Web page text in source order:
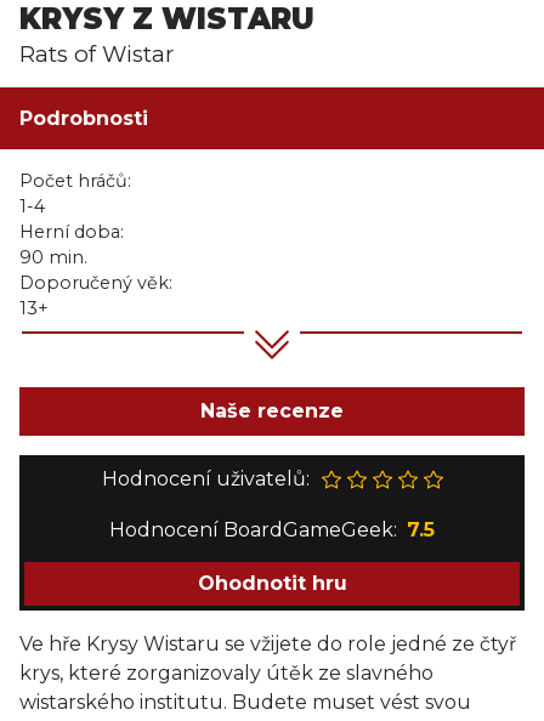
KRYSY Z WISTARU
Rats of Wistar
Podrobnosti
Počet hráčů:
1-4
Herní doba:
90 min.
Doporučený věk:
13+
Naše recenze
Hodnocení uživatelů:
Hodnocení BoardGameGeek: 7.5
Ohodnotit hru
Ve hře Krysy Wistaru se vžijete do role jedné ze čtyř
krys, které zorganizovaly útěk ze slavného
wistarského institutu. Budete muset vést svou